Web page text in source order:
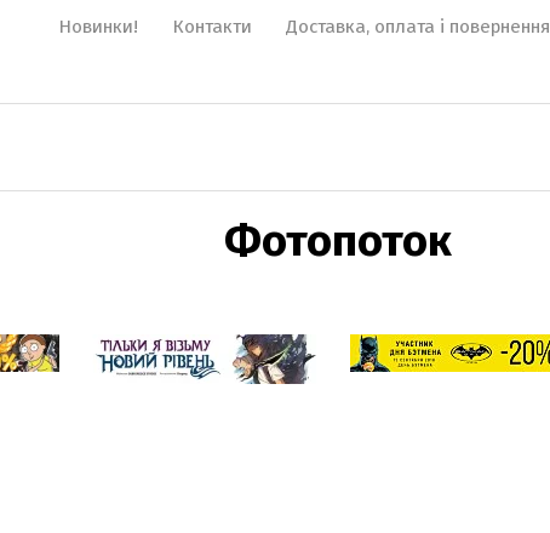
Новинки! Контакти Доставка, оплата і повернення
Фотопоток